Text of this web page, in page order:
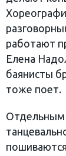
работают
Елена
баянисты
тоже поет.
Отдельным